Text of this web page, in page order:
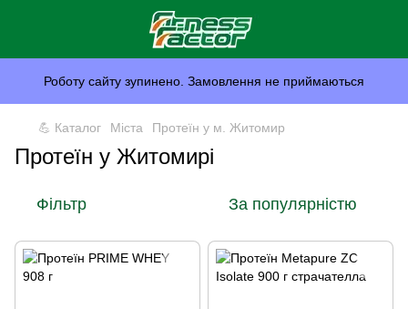
Роботу сайту зупинено. Замовлення не приймаються
💪 Каталог Міста Протеїн у м. Житомир
Протеїн у Житомирі
Фільтр За популярністю